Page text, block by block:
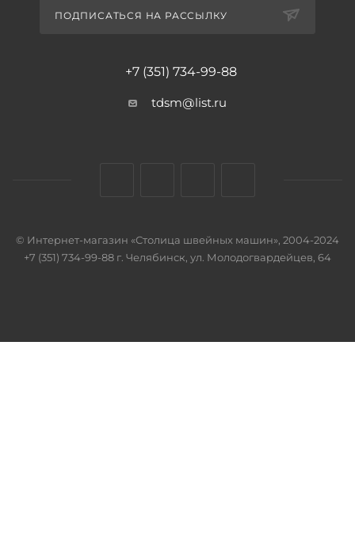
ПОДПИСАТЬСЯ НА РАССЫЛКУ
+7 (351) 734-99-88
tdsm@list.ru
© Интернет-магазин «Столица швейных машин», 2004-2024
+7 (351) 734-99-88 г. Челябинск, ул. Молодогвардейцев, 64